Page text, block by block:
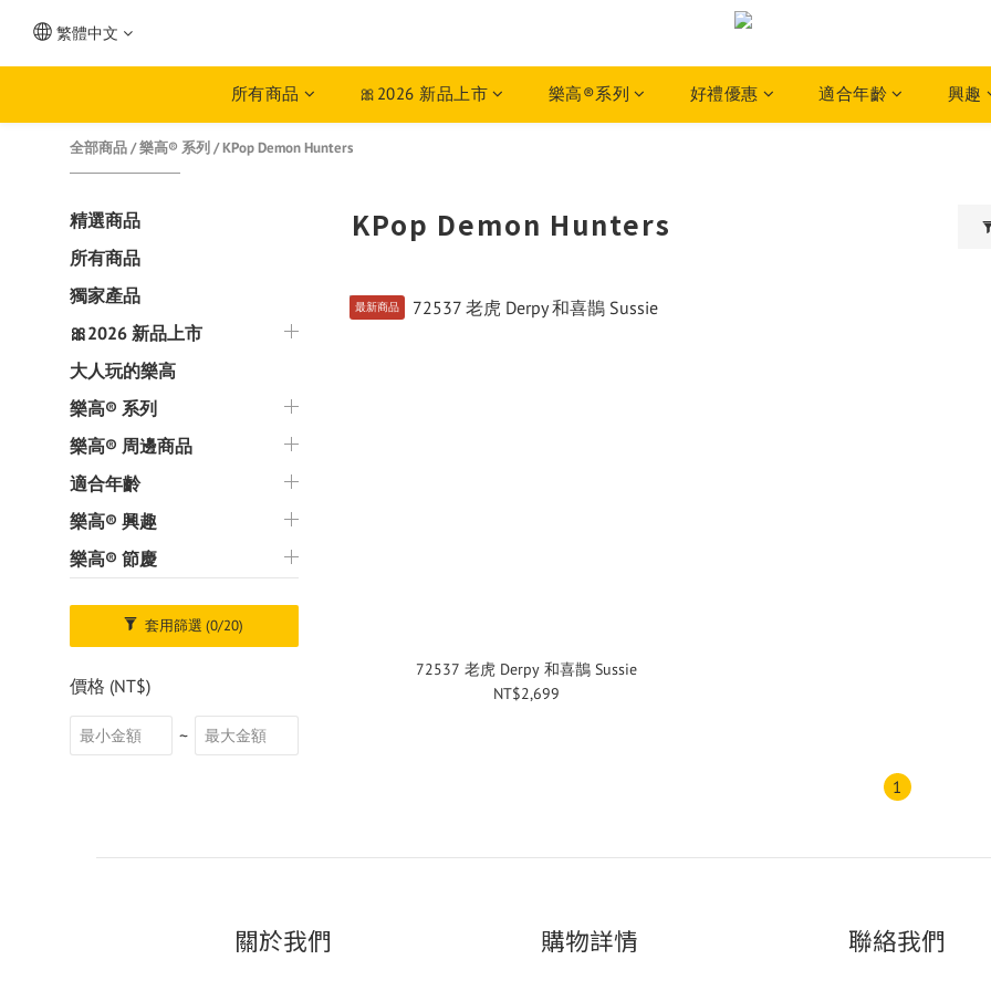
繁體中文
所有商品 🎀2026 新品上市 樂高®系列 好禮優惠 適合年齡 興趣
全部商品/樂高® 系列 /KPop Demon Hunters
精選商品
所有商品
獨家產品
🎀2026 新品上市
大人玩的樂高
樂高® 系列
樂高® 周邊商品
適合年齡
樂高® 興趣
樂高® 節慶
套用篩選(0/20)
價格 (NT$)
~
KPop Demon Hunters
最新商品
72537 老虎 Derpy 和喜鵲 Sussie
NT$2,699
1
關於我們 購物詳情 聯絡我們